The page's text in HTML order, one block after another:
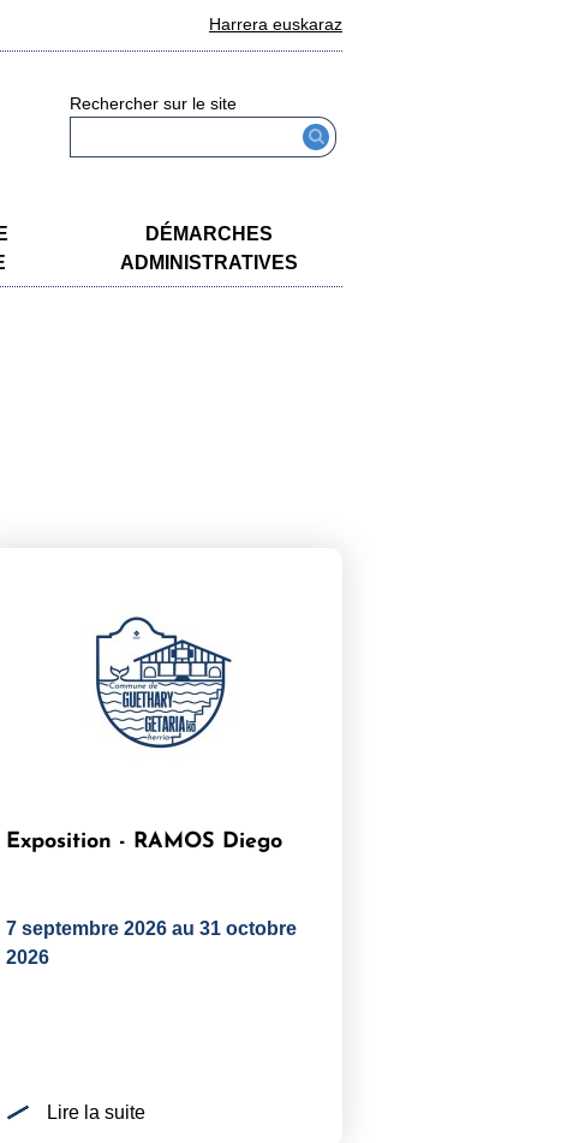
Harrera euskaraz
Rechercher sur le site
DÉMARCHES
ADMINISTRATIVES
Exposition - RAMOS Diego
7 septembre 2026 au 31 octobre
2026
Lire la suite